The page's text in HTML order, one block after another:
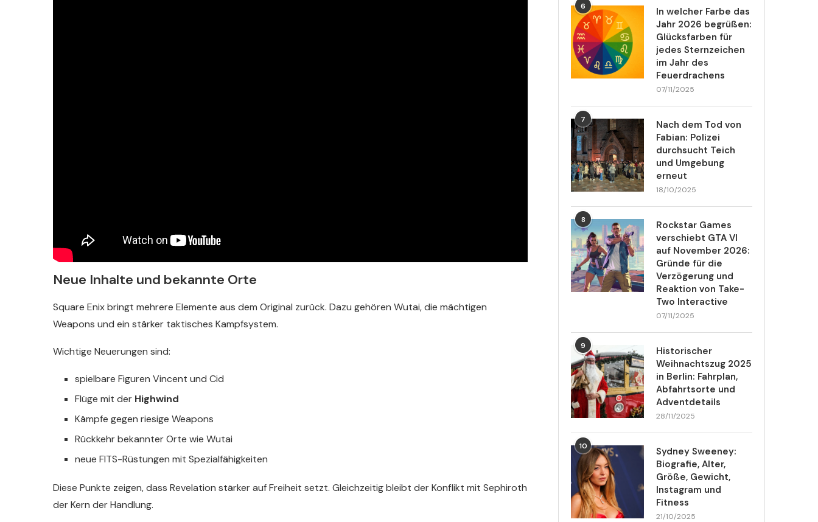
Neue Inhalte und bekannte Orte
Square Enix bringt mehrere Elemente aus dem Original zurück. Dazu gehören Wutai, die mächtigen
Weapons und ein stärker taktisches Kampfsystem.
Wichtige Neuerungen sind:
spielbare Figuren Vincent und Cid
Flüge mit der Highwind
Kämpfe gegen riesige Weapons
Rückkehr bekannter Orte wie Wutai
neue FITS-Rüstungen mit Spezialfähigkeiten
Diese Punkte zeigen, dass Revelation stärker auf Freiheit setzt. Gleichzeitig bleibt der Konflikt mit Sephiroth
der Kern der Handlung.
6
In welcher Farbe das
Jahr 2026 begrüßen:
Glücksfarben für
jedes Sternzeichen
im Jahr des
Feuerdrachens
07/11/2025
7
Nach dem Tod von
Fabian: Polizei
durchsucht Teich
und Umgebung
erneut
18/10/2025
8
Rockstar Games
verschiebt GTA VI
auf November 2026:
Gründe für die
Verzögerung und
Reaktion von Take-
Two Interactive
07/11/2025
9
Historischer
Weihnachtszug 2025
in Berlin: Fahrplan,
Abfahrtsorte und
Adventdetails
28/11/2025
10
Sydney Sweeney:
Biografie, Alter,
Größe, Gewicht,
Instagram und
Fitness
21/10/2025